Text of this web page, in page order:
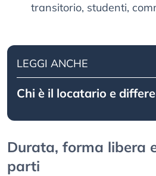
transitorio, studenti,
LEGGI ANCHE
Chi è il locatario e
Durata, forma libera
parti